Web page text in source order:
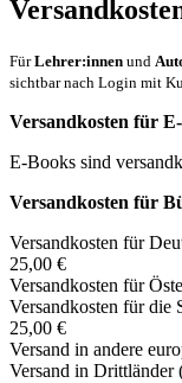
FürLehrer:innen und
sichtbar nach Login mit
Versandkosten für
E-Books sind
Versandkosten für
Versandkosten für
25,00 €
Versandkosten für
Versandkosten für die
25,00 €
Versand in andere
Versand in Drittländer